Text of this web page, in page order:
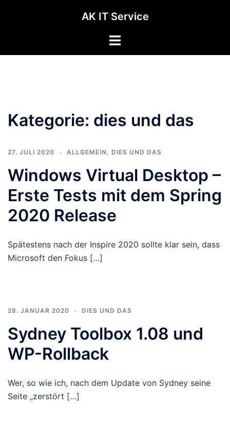
AK IT Service
Kategorie: dies und das
27. JULI 2020 ALLGEMEIN , DIES UND DAS
Windows Virtual Desktop –
Erste Tests mit dem Spring
2020 Release
Spätestens nach der Inspire 2020 sollte klar sein, dass
Microsoft den Fokus […]
28. JANUAR 2020 DIES UND DAS
Sydney Toolbox 1.08 und
WP-Rollback
Wer, so wie ich, nach dem Update von Sydney seine
Seite „zerstört […]